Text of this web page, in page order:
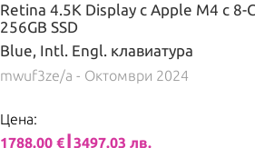
Retina 4.5K Display с Apple M4 с 8-
256GB SSD
Blue, Intl. Engl. клавиатура
mwuf3ze/a - Октомври 2024
Цена:
1788.00 €┃3497.03 лв.